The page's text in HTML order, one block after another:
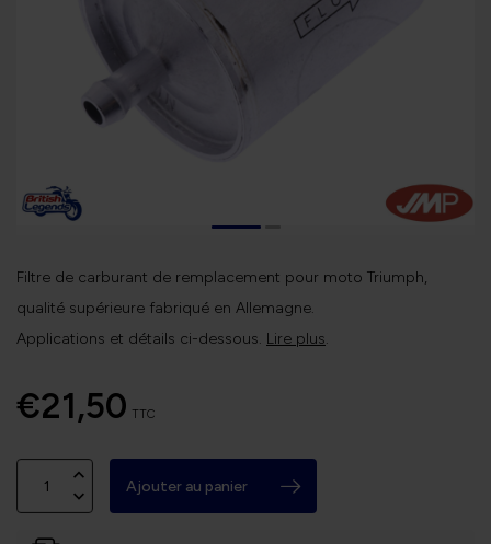
Filtre de carburant de remplacement pour moto Triumph,
qualité supérieure fabriqué en Allemagne.
Applications et détails ci-dessous. Lire plus.
€21,50 TTC
Ajouter au panier